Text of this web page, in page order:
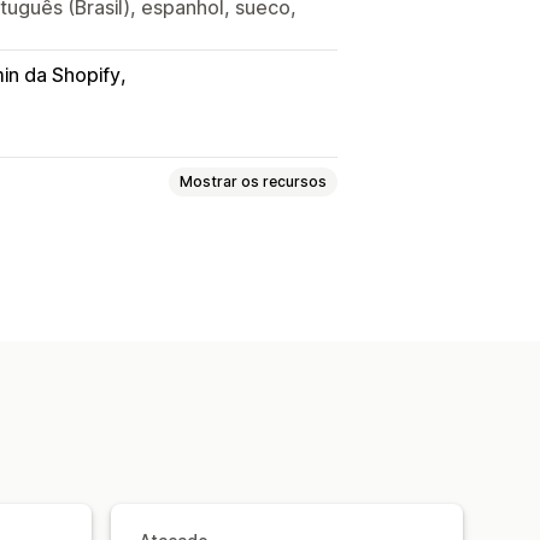
(Brasil), espanhol, sueco,
da Shopify
Mostrar os recursos